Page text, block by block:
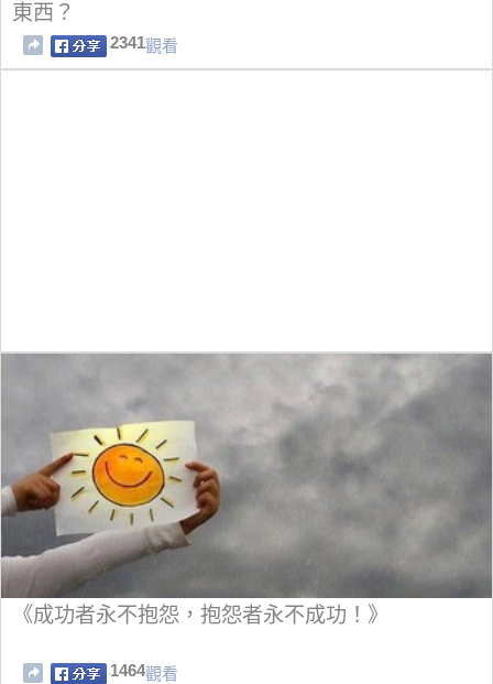
東西？
2341觀看
《成功者永不抱怨，抱怨者永不成功！》
1464觀看